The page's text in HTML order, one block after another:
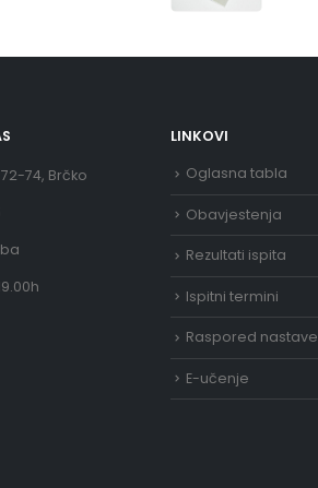
74, Brčko
LINKOVI
Oglasna tabla
Obavjestenja
Rezultati ispita
Ispitni termini
Raspored nastave
E-učenje